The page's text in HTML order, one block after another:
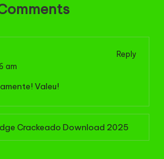
Reply
am
Valeu!
Crackeado Download 2025